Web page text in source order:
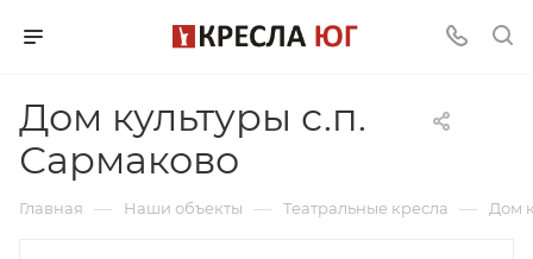
Дом культуры с.п.
Сармаково
Главная — Наши объекты — Театральные кресла — Дом